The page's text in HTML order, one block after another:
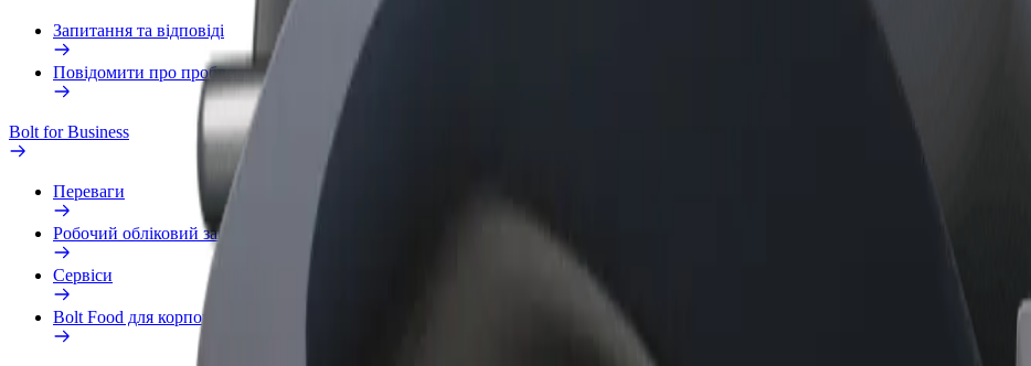
Запитання та відповіді
Повідомити про проблему з ТЗ
Bolt for Business
Переваги
Робочий обліковий запис
Сервіси
Bolt Food для корпоративних клієнтів